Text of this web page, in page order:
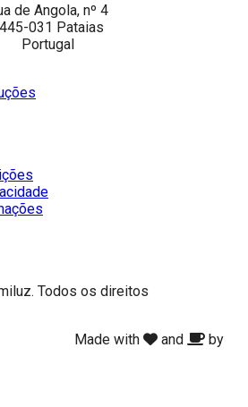
de Angola, nº 4
031 Pataias
Portugal
Todos os direitos
Made with
and
by